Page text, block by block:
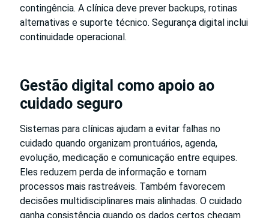
contingência. A clínica deve prever backups, rotinas
alternativas e suporte técnico. Segurança digital inclui
continuidade operacional.
Gestão digital como apoio ao
cuidado seguro
Sistemas para clínicas ajudam a evitar falhas no
cuidado quando organizam prontuários, agenda,
evolução, medicação e comunicação entre equipes.
Eles reduzem perda de informação e tornam
processos mais rastreáveis. Também favorecem
decisões multidisciplinares mais alinhadas. O cuidado
ganha consistência quando os dados certos chegam